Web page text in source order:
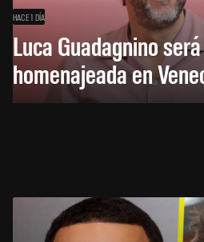
HACE 1 DÍA
Luca Guadagnino
homenajeada en